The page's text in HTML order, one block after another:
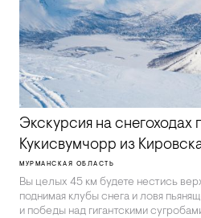
Экскурсия на снегоходах
Кукисвумчорр из
МУРМАНСКАЯ ОБЛАСТЬ
Вы целых 45 км будете нестись
поднимая клубы снега и ловя
и победы над гигантскими